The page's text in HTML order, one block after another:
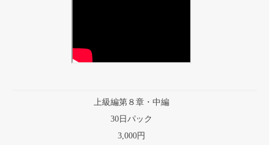
上級編第８章・中編
30日パック
3,000円